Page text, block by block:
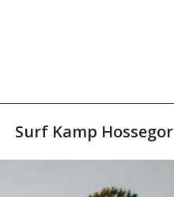
Surf Kamp Hossegor